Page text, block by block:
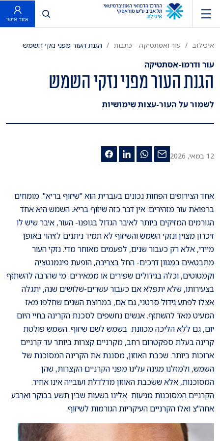
פתח חיפוש
אזור אישי
איכילוב עור ואסתטיקה - כתבות הגנת העור מפני נזקי השמש
עור ודרמו-אסתטיקה
הגנת העור מפני נזקי השמש
לשמור על העור-עצות שימושיות
12 במאי, 2026
אחד הצירופים הפחות נכונים בעברית הוא "שיזוף בריא". מומחים
ברפואת עור מזהירים: אין דבר כזה שיזוף בריא. השמש היא אחד
הגורמים המזיקים ביותר לאיבר הגדול בגופנו- העור, איבר שיש לו
זיכרון מצוין ונזקי השמש והשיזוף לא תמיד ניתנים לזיהוי באופן
מיידי, אלא רק כעבור שנים, לפעמים מאוחר מדי. נזקי העור
מתבטאים במגוון דרכים- החל בצריבה, הופעת פיגמנטציה
וקמטוטים, וכלה בגידולים שפירים או ממאירים. מי שהרבה להשתזף
בצעירותו, שלא יתפלא אם כעבור עשרים-שלושים שנה, יתגלה
אצלו לפתע גידול סרטני, גם אם, במרוצת השנים שחלפו מאז
המעיט מאד להשתזף. אנשים נחשפים לסכנת הקרינה בחיי היום
יום, גם ללא הליכה מכוונת בשמש לשם שיזוף. השמש פולטת
קרינה בעלת ספקטרום רחב, מקרניים קצרות ביותר עד קרניים
ארוכות ביותר. שכבת האוזון, מסננת את הקרינה המסוכנת של
השמש, ולמזלנו מגינה עלינו מפני הקרניים הקצרות, שהן
המסוכנות, אלא ששכבת האוזון מדלדלת ועובייה אינו אחיד.
הקרניים המסוכנות מגיעות אלינו בשעות שבין תשע בבוקר וארבע
אחה"צ ואלו הקרניים העיקריות הגורמות לשיזוף.